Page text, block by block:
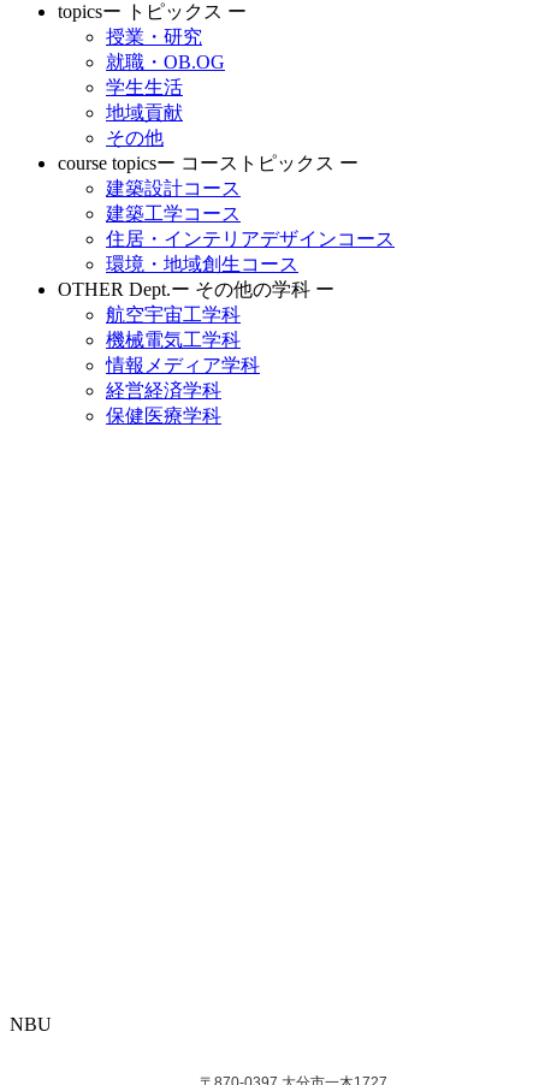
topicsー トピックス ー
授業・研究
就職・OB.OG
学生生活
地域貢献
その他
course topicsー コーストピックス ー
建築設計コース
建築工学コース
住居・インテリアデザインコース
環境・地域創生コース
OTHER Dept.ー その他の学科 ー
航空宇宙工学科
機械電気工学科
情報メディア学科
経営経済学科
保健医療学科
NBU